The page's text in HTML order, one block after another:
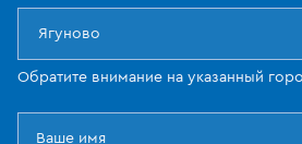
Ягуново
Обратите внимание на указанный